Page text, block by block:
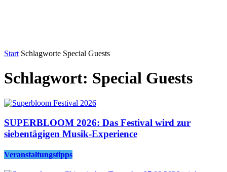
Start Schlagworte Special Guests
Schlagwort: Special Guests
SUPERBLOOM 2026: Das Festival wird zur
siebentägigen Musik-Experience
Veranstaltungstipps